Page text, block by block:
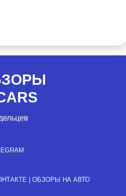
| ОБЗОРЫ НА АВТО